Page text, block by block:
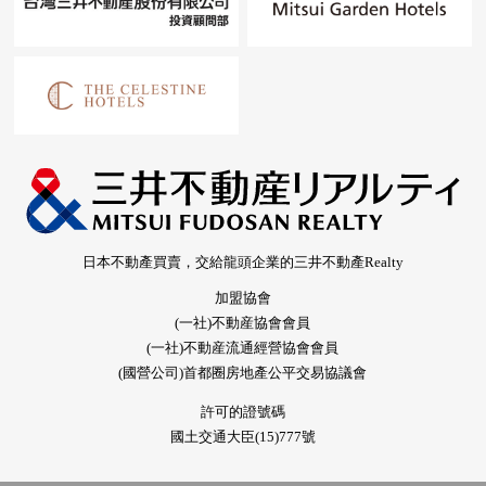
日本不動產買賣，交給龍頭企業的三井不動產Realty
加盟協會
(一社)不動産協會會員
(一社)不動産流通經營協會會員
(國營公司)首都圈房地產公平交易協議會
許可的證號碼
國土交通大臣(15)777號